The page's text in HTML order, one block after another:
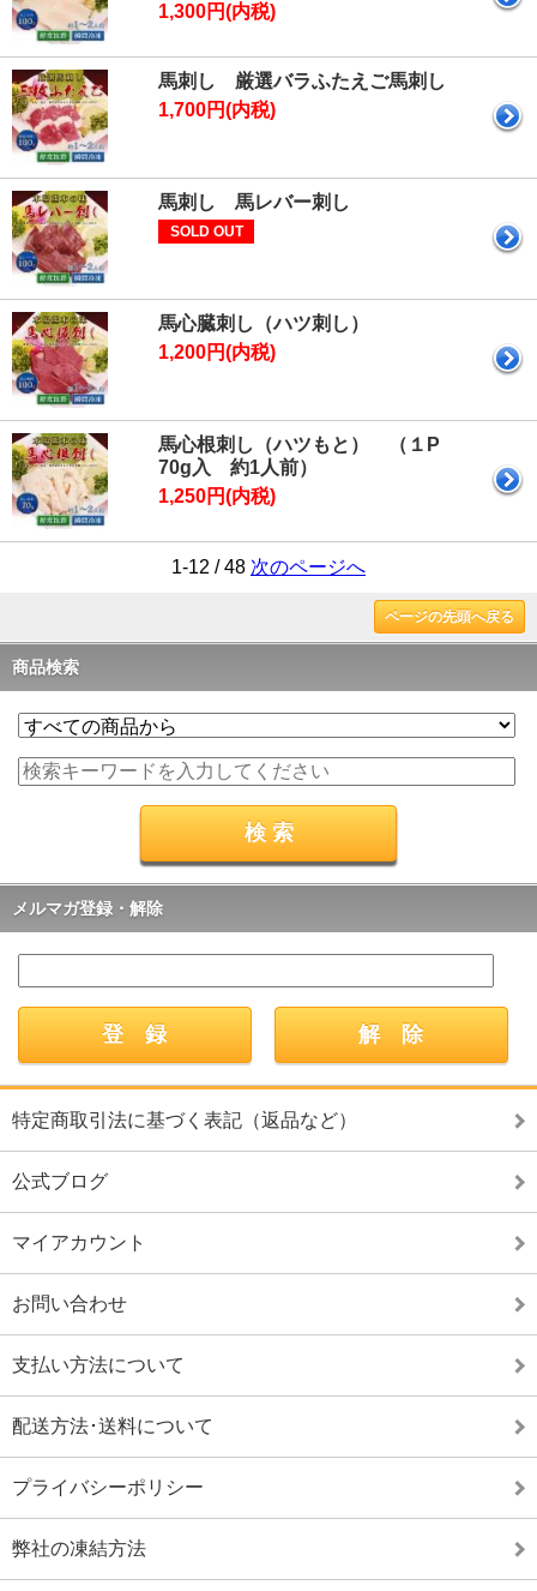
1,300円(内税)
馬刺し 厳選バラふたえご馬刺し
1,700円(内税)
馬刺し 馬レバー刺し
SOLD OUT
馬心臓刺し（ハツ刺し）
1,200円(内税)
馬心根刺し（ハツもと） （１P
70g入 約1人前）
1,250円(内税)
1-12 / 48 次のページへ
ページの先頭へ戻る
商品検索
メルマガ登録・解除
特定商取引法に基づく表記（返品など）
公式ブログ
マイアカウント
お問い合わせ
支払い方法について
配送方法･送料について
プライバシーポリシー
弊社の凍結方法